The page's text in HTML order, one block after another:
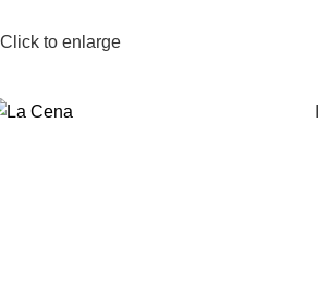
Click to enlarge